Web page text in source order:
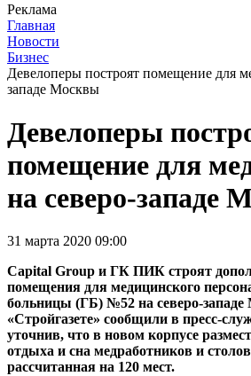
Реклама
Главная
Новости
Бизнес
Девелоперы построят помещение для
западе Москвы
Девелоперы
помещение для
на северо-западе
31 марта 2020 09:00
Capital Group и ГК ПИК строят
помещения для медицинского
больницы (ГБ) №52 на северо-
«Стройгазете» сообщили в пресс-
уточнив, что в новом корпусе
отдыха и сна медработников и
рассчитанная на 120 мест.